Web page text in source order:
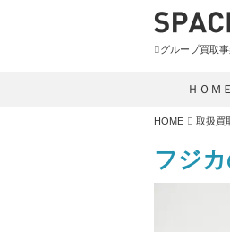
グループ買取
ＨＯＭＥ
HOME 取扱買
フジ